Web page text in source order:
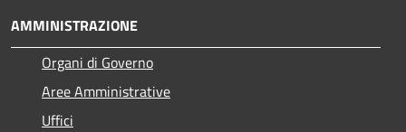
AMMINISTRAZIONE
Organi di Governo
Aree Amministrative
Uffici